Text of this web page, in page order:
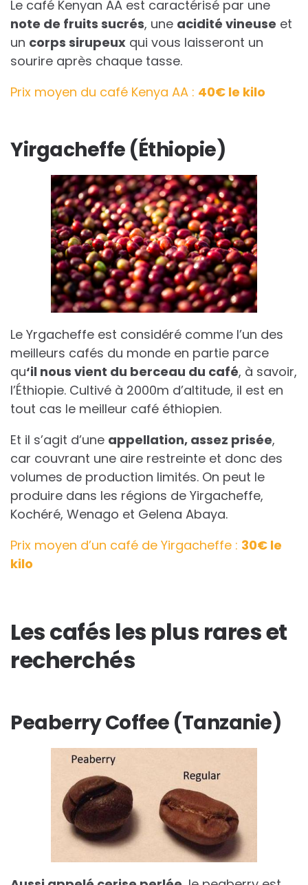
Le café Kenyan AA est caractérisé par une
note de fruits sucrés, une acidité vineuse et
un corps sirupeux qui vous laisseront un
sourire après chaque tasse.
Prix moyen du café Kenya AA : 40€ le kilo
Yirgacheffe (Éthiopie)
Le Yrgacheffe est considéré comme l’un des
meilleurs cafés du monde en partie parce
qu‘il nous vient du berceau du café, à savoir,
l’Éthiopie. Cultivé à 2000m d’altitude, il est en
tout cas le meilleur café éthiopien.
Et il s’agit d’une appellation, assez prisée,
car couvrant une aire restreinte et donc des
volumes de production limités. On peut le
produire dans les régions de Yirgacheffe,
Kochéré, Wenago et Gelena Abaya.
Prix moyen d’un café de Yirgacheffe : 30€ le
kilo
Les cafés les plus rares et
recherchés
Peaberry Coffee (Tanzanie)